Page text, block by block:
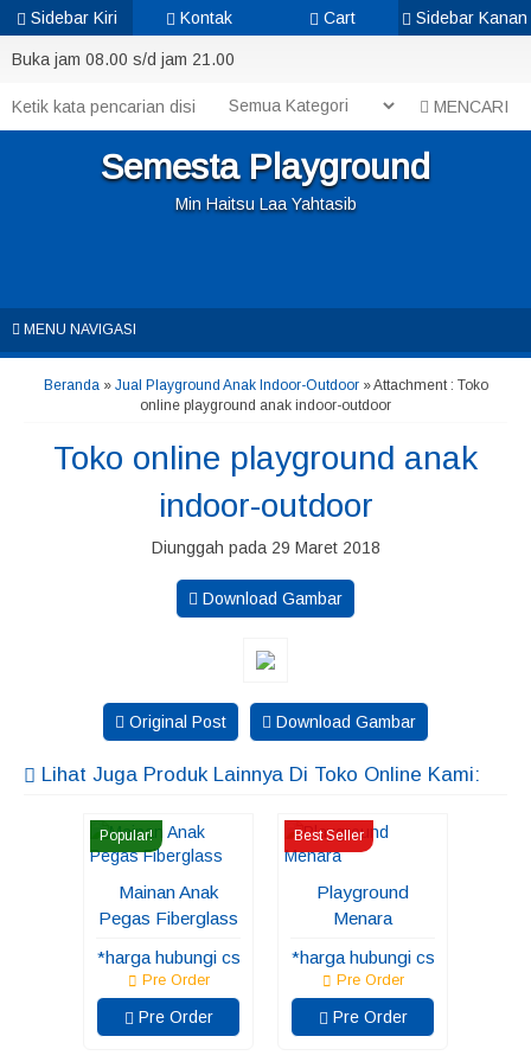
Buka jam 08.00 s/d jam 21.00
MENCARI
Semesta Playground
Min Haitsu Laa Yahtasib
MENU NAVIGASI
Beranda» Jual Playground Anak Indoor-Outdoor» Attachment : Toko
online playground anak indoor-outdoor
Toko online playground anak
indoor-outdoor
Diunggah pada 29 Maret 2018
Download Gambar
Original Post Download Gambar
Lihat Juga Produk Lainnya Di Toko Online Kami:
Popular!
Mainan Anak
Pegas Fiberglass
*harga hubungi cs
Pre Order
Pre Order
Best Seller
Playground
Menara
*harga hubungi cs
Pre Order
Pre Order
Sidebar Kiri Kontak Cart Sidebar Kanan